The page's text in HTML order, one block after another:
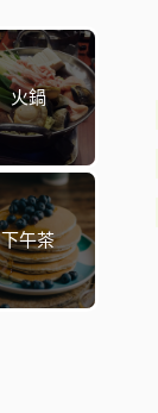
火鍋
下午茶